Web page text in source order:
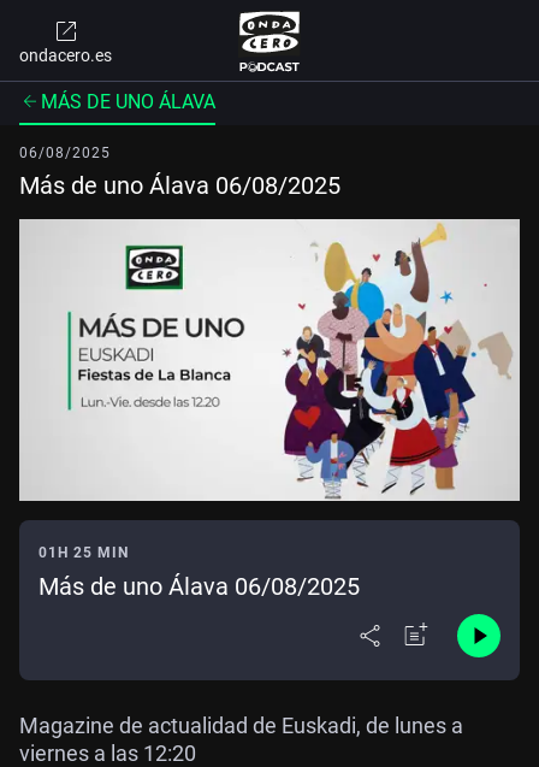
ondacero.es
MÁS DE UNO ÁLAVA
06/08/2025
Más de uno Álava 06/08/2025
01H 25 MIN
Más de uno Álava 06/08/2025
Magazine de actualidad de Euskadi, de lunes a
viernes a las 12:20